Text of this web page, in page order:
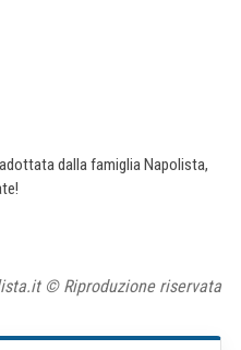
dalla famiglia Napolista,
© Riproduzione riservata